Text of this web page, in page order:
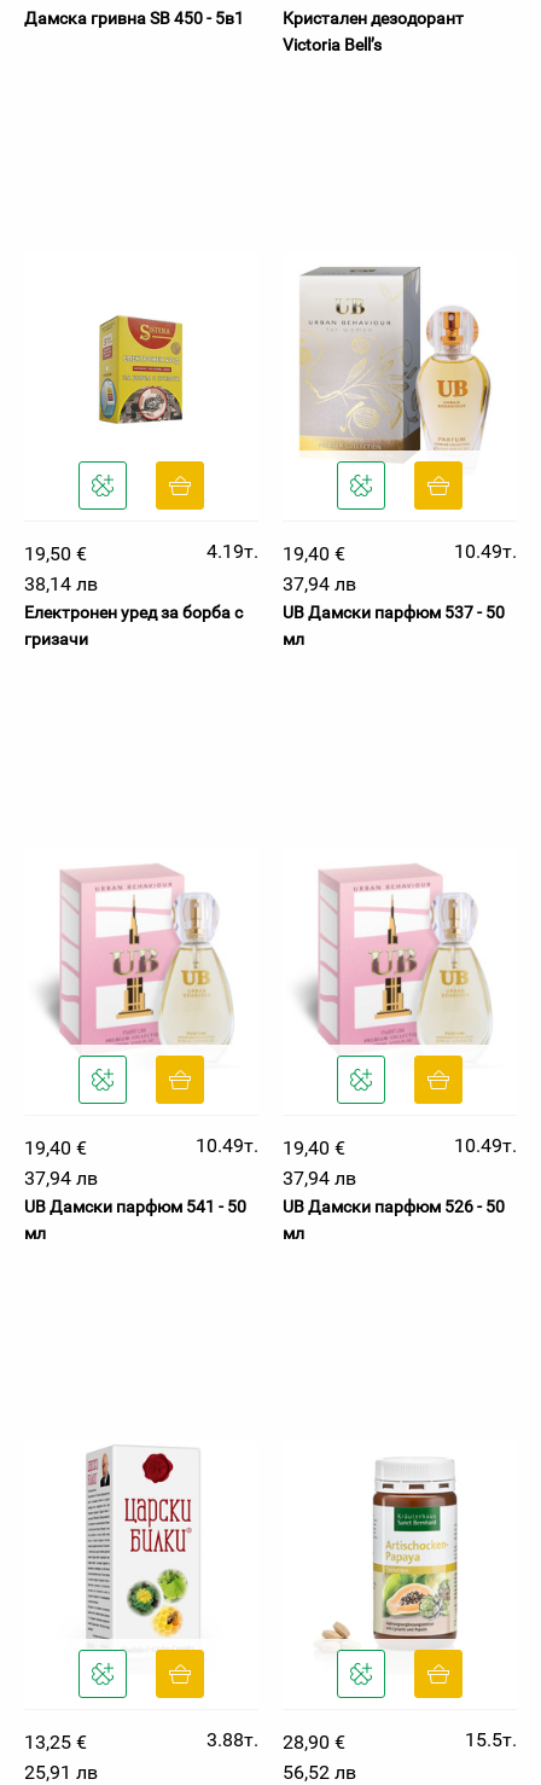
Дамска гривна SB 450 - 5в1
Кристален дезодорант
Victoria Bell’s
19,50 €
4.19т.
38,14 лв
Електронен уред за борба с
гризачи
19,40 €
10.49т.
37,94 лв
UB Дамски парфюм 537 - 50
мл
19,40 €
10.49т.
37,94 лв
UB Дамски парфюм 541 - 50
мл
19,40 €
10.49т.
37,94 лв
UB Дамски парфюм 526 - 50
мл
13,25 €
3.88т.
25,91 лв
28,90 €
15.5т.
56,52 лв